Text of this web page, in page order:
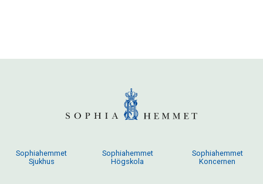
Sophiahemmet
Sjukhus
Sophiahemmet
Högskola
Sophiahemmet
Koncernen